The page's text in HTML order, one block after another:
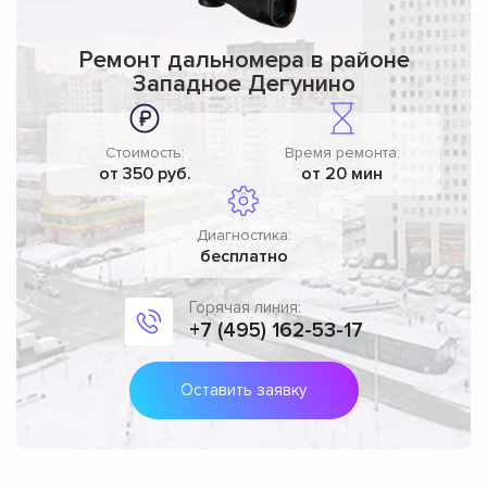
Ремонт дальномера в районе
Западное Дегунино
Стоимость:
от 350 руб.
Время ремонта:
от 20 мин
Диагностика:
бесплатно
Горячая линия:
+7 (495) 162-53-17
Оставить заявку